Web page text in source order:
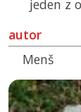
jeden z
autor
Menš